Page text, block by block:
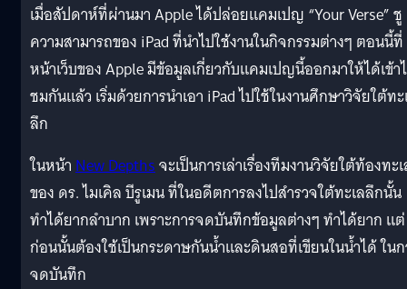
เมื่อสัปดาห์ที่ผ่านมา Apple ได้ปล่อยแคมเปญ “Your Verse” ชู
ความสามารถของ iPad ที่นำไปใช้งานในกิจกรรมต่างๆ ตอนนี้ที่
หน้าเว็บของ Apple มีข้อมูลเกี่ยวกับแคมเปญนี้ออกมาให้ได้เข้า
ชมกันแล้ว เริ่มด้วยการนำเอา iPad ไปใช้ในงานศึกษาวิจัยใต้ทะ
ลึก
ในหน้าNew Depthsจะเป็นการเล่าเรื่องทีมงานวิจัยใต้ท้องทะ
ของ ดร. ไมเคิล บีรูเมน ที่ในอดีตการลงไปสำรวจใต้ทะเลลึกนั้น
ทำได้ยากลำบาก เพราะการจดบันทึกข้อมูลต่างๆ ทำได้ยาก แต่
ก่อนนั้นต้องใช้เป็นกระดาษกันน้ำและดินสอที่เขียนในน้ำได้ ใน
จดบันทึก